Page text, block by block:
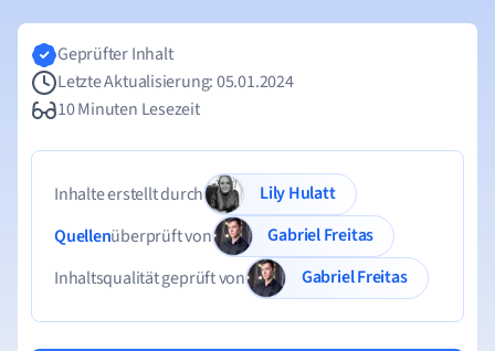
Geprüfter Inhalt
Letzte Aktualisierung: 05.01.2024
10 Minuten Lesezeit
Inhalte erstellt durch
Lily Hulatt
Quellenüberprüft von
Gabriel Freitas
Inhaltsqualität geprüft von
Gabriel Freitas